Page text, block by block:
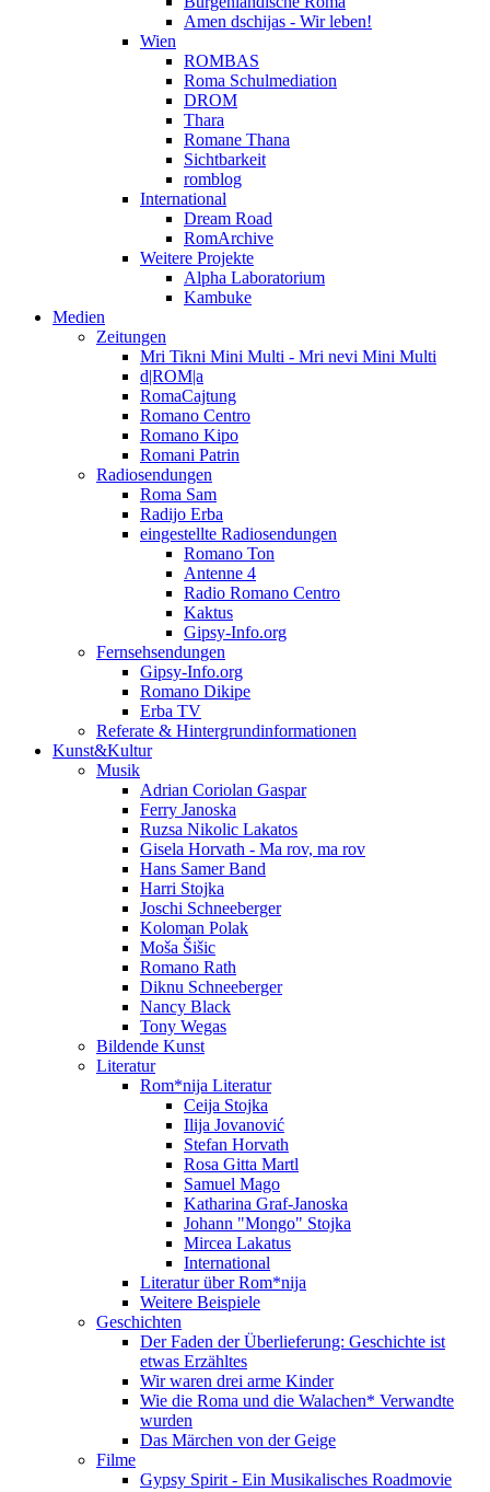
Amen dschijas - Wir leben!
Wien
ROMBAS
Roma Schulmediation
DROM
Thara
Romane Thana
Sichtbarkeit
romblog
International
Dream Road
RomArchive
Weitere Projekte
Alpha Laboratorium
Kambuke
Medien
Zeitungen
Mri Tikni Mini Multi - Mri nevi Mini Multi
d|ROM|a
RomaCajtung
Romano Centro
Romano Kipo
Romani Patrin
Radiosendungen
Roma Sam
Radijo Erba
eingestellte Radiosendungen
Romano Ton
Antenne 4
Radio Romano Centro
Kaktus
Gipsy-Info.org
Fernsehsendungen
Gipsy-Info.org
Romano Dikipe
Erba TV
Referate & Hintergrundinformationen
Kunst&Kultur
Musik
Adrian Coriolan Gaspar
Ferry Janoska
Ruzsa Nikolic Lakatos
Gisela Horvath - Ma rov, ma rov
Hans Samer Band
Harri Stojka
Joschi Schneeberger
Koloman Polak
Moša Šišic
Romano Rath
Diknu Schneeberger
Nancy Black
Tony Wegas
Bildende Kunst
Literatur
Rom*nija Literatur
Ceija Stojka
Ilija Jovanović
Stefan Horvath
Rosa Gitta Martl
Samuel Mago
Katharina Graf-Janoska
Johann "Mongo" Stojka
Mircea Lakatus
International
Literatur über Rom*nija
Weitere Beispiele
Geschichten
Der Faden der Überlieferung: Geschichte ist
etwas Erzähltes
Wir waren drei arme Kinder
Wie die Roma und die Walachen* Verwandte
wurden
Das Märchen von der Geige
Filme
Gypsy Spirit - Ein Musikalisches Roadmovie